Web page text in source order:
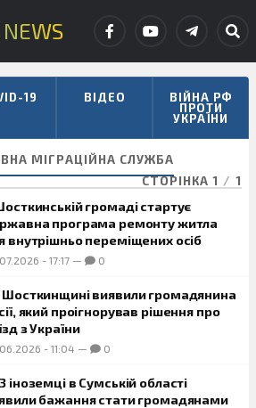
NEWS
19 ВІДЕО ВІЙНА РФ
ПРОТИ
УКРАЇНИ
МІГРАЦІЙНА СЛУЖБА
СТОРІНКА 1 / 1
громаді стартує
програма ремонту житла
внутрішньо переміщених осіб
- 17:17 — 0
Шосткинщині виявили громадянина
який проігнорував рішення про
з України
- 11:04 — 0
іноземці в Сумській області
бажання стати громадянами